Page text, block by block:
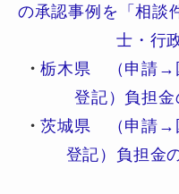
の承認事例を「相談
士・行
・栃木県 （申請→
登記）負担
・茨城県 （申請→
登記）負担金